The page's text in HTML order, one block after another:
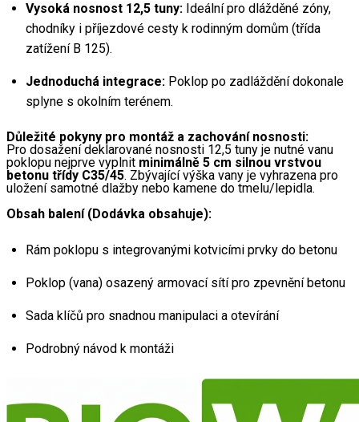
Vysoká nosnost 12,5 tuny: Ideální pro dlážděné zóny,
chodníky i příjezdové cesty k rodinným domům (třída
zatížení B 125).
Jednoduchá integrace: Poklop po zadláždění dokonale
splyne s okolním terénem.
Důležité pokyny pro montáž a zachování nosnosti:
Pro dosažení deklarované nosnosti 12,5 tuny je nutné vanu
poklopu nejprve vyplnit minimálně 5 cm silnou vrstvou
betonu třídy C35/45. Zbývající výška vany je vyhrazena pro
uložení samotné dlažby nebo kamene do tmelu/lepidla.
Obsah balení (Dodávka obsahuje):
Rám poklopu s integrovanými kotvicími prvky do betonu
Poklop (vana) osazený armovací sítí pro zpevnění betonu
Sada klíčů pro snadnou manipulaci a otevírání
Podrobný návod k montáži